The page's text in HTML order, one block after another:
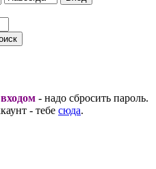
- надо сбросить пароль.
- тебе сюда.